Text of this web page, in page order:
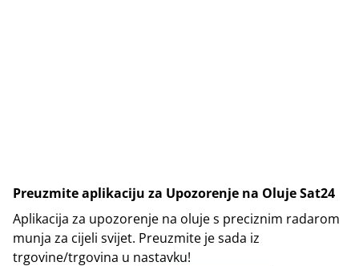
Preuzmite aplikaciju za Upozorenje na Oluje Sat24
Aplikacija za upozorenje na oluje s preciznim radarom
munja za cijeli svijet. Preuzmite je sada iz
trgovine/trgovina u nastavku!